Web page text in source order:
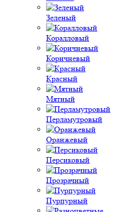
Зеленый
Коралловый
Коричневый
Красный
Мятный
Перламутровый
Оранжевый
Персиковый
Прозрачный
Пурпурный